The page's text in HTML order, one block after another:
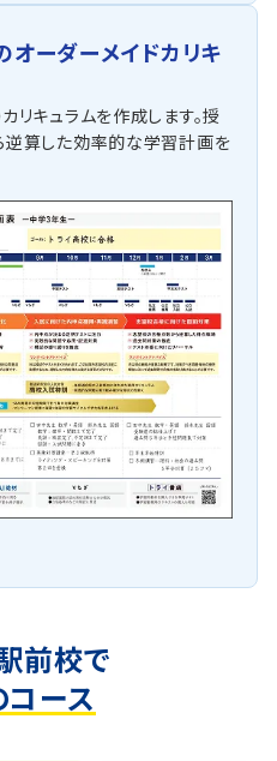
オーダーメイドカリキ
リキュラムを作成します。授
算した効率的な学習計画を
前校で
ース